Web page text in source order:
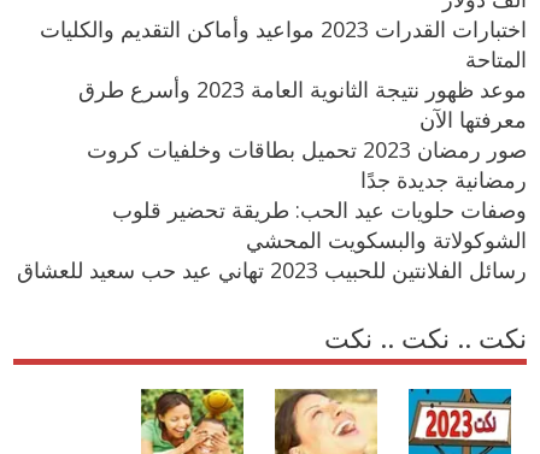
اختبارات القدرات 2023 مواعيد وأماكن التقديم والكليات
المتاحة
موعد ظهور نتيجة الثانوية العامة 2023 وأسرع طرق
معرفتها الآن
صور رمضان 2023 تحميل بطاقات وخلفيات كروت
رمضانية جديدة جدًا
وصفات حلويات عيد الحب: طريقة تحضير قلوب
الشوكولاتة والبسكويت المحشي
رسائل الفلانتين للحبيب 2023 تهاني عيد حب سعيد للعشاق
نكت .. نكت .. نكت